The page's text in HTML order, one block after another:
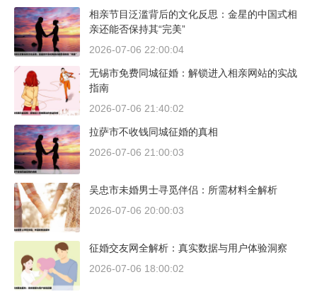
相亲节目泛滥背后的文化反思：金星的中国式相
亲还能否保持其“完美”
2026-07-06 22:00:04
无锡市免费同城征婚：解锁进入相亲网站的实战
指南
2026-07-06 21:40:02
拉萨市不收钱同城征婚的真相
2026-07-06 21:00:03
吴忠市未婚男士寻觅伴侣：所需材料全解析
2026-07-06 20:00:03
征婚交友网全解析：真实数据与用户体验洞察
2026-07-06 18:00:02